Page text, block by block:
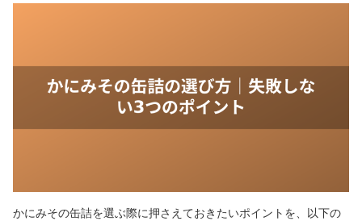
かにみその缶詰を選ぶ際に押さえておきたいポイントを、以下の